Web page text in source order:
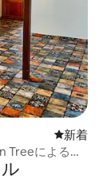
新しい宿
新着
Treeによる